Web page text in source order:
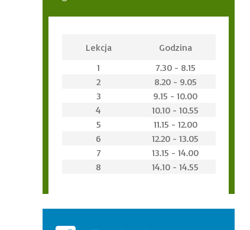
Lekcja
Godzina
1
7.30 - 8.15
2
8.20 - 9.05
3
9.15 - 10.00
4
10.10 - 10.55
5
11.15 - 12.00
6
12.20 - 13.05
7
13.15 - 14.00
8
14.10 - 14.55